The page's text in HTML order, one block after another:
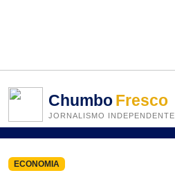
ChumboFresco
JORNALISMO INDEPENDENTE
ECONOMIA